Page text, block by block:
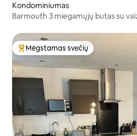
Kondominiumas
Barmouth 3 miegamųjų butas su
Svečių mėgstamiausias
Mėgstamas svečių